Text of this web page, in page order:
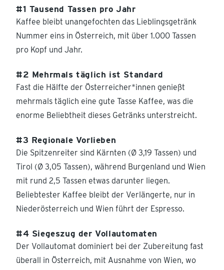
#1 Tausend Tassen pro Jahr
Kaffee bleibt unangefochten das Lieblingsgetränk
Nummer eins in Österreich, mit über 1.000 Tassen
pro Kopf und Jahr.
#2 Mehrmals täglich ist Standard
Fast die Hälfte der Österreicher*innen genießt
mehrmals täglich eine gute Tasse Kaffee, was die
enorme Beliebtheit dieses Getränks unterstreicht.
#3 Regionale Vorlieben
Die Spitzenreiter sind Kärnten (Ø 3,19 Tassen) und
Tirol (Ø 3,05 Tassen), während Burgenland und Wien
mit rund 2,5 Tassen etwas darunter liegen.
Beliebtester Kaffee bleibt der Verlängerte, nur in
Niederösterreich und Wien führt der Espresso.
#4 Siegeszug der Vollautomaten
Der Vollautomat dominiert bei der Zubereitung fast
überall in Österreich, mit Ausnahme von Wien, wo